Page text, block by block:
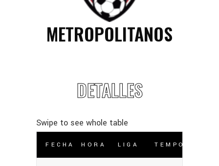
METROPOLITANOS
DETALLES
FECHA HORA LIGA TEMPORADA